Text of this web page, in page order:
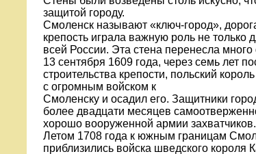
защитой городу.
Смоленск называют «ключ-город»,
крепость играла важную роль не
всей России. Эта стена перенесла много
13 сентября 1609 года, через семь лет
строительства крепости, польский
с огромным войском к
Смоленску и осадил его. Защитники
более двадцати месяцев
хорошо вооруженной армии захватчиков.
Летом 1708 года к южным границам
приблизились войска шведского короля